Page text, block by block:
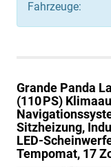
Fahrzeuge:
Grande Panda
(110 PS)
Sitzheizung,
LED-
Tempomat, 17